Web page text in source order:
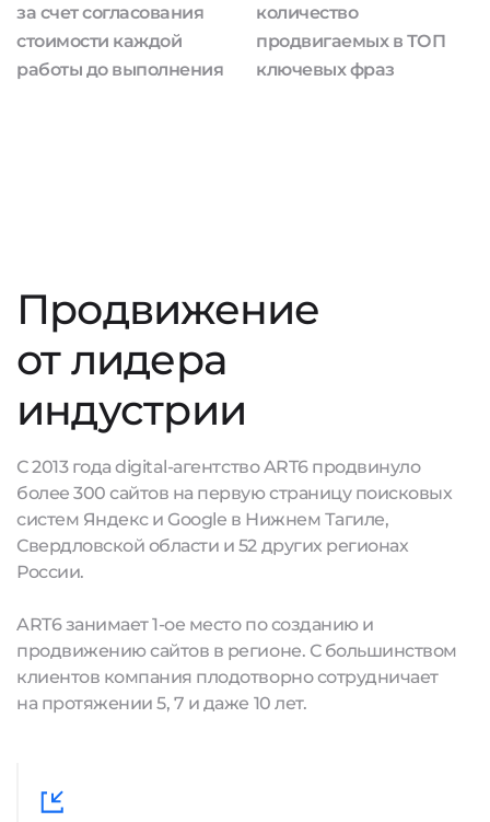
за счет согласования
стоимости каждой
работы до выполнения
количество
продвигаемых в ТОП
ключевых фраз
Продвижение
от лидера
индустрии
С 2013 года digital-агентство ART6 продвинуло
более 300 сайтов на первую страницу поисковых
систем Яндекс и Google в Нижнем Тагиле,
Свердловской области и 52 других регионах
России.
ART6 занимает 1-ое место по созданию и
продвижению сайтов в регионе. С большинством
клиентов компания плодотворно сотрудничает
на протяжении 5, 7 и даже 10 лет.